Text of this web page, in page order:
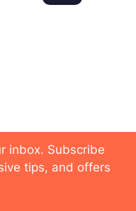
inbox. Subscribe
tips, and offers